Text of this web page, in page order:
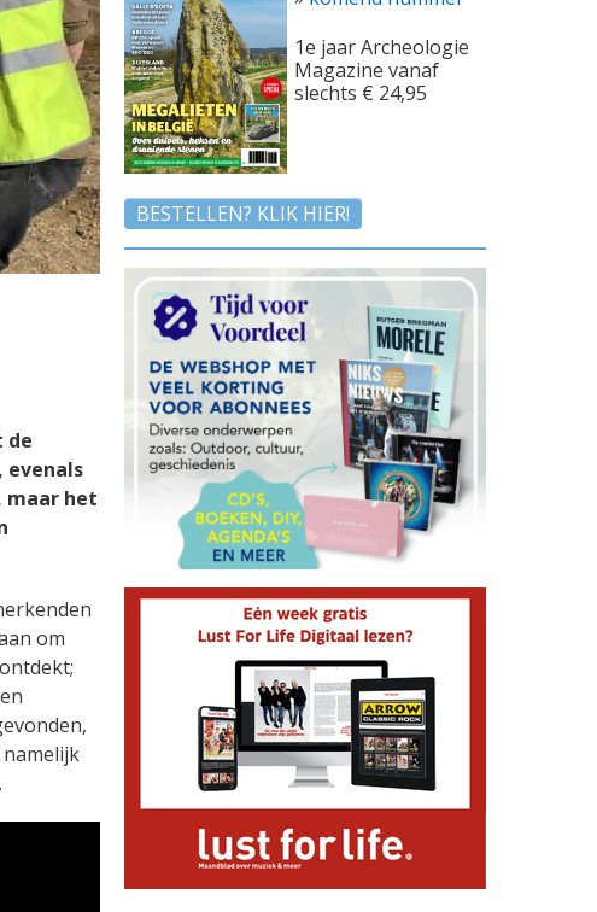
de
maar het
om
1e jaar Archeologie
Magazine vanaf
slechts € 24,95
BESTELLEN? KLIK HIER!